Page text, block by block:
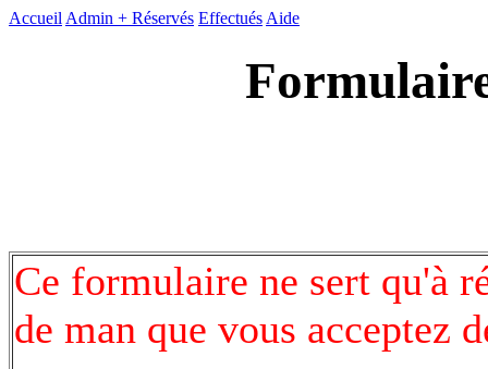
Accueil Admin + Réservés Effectués Aide
Ce formulaire ne sert qu'à
de man que vous acceptez